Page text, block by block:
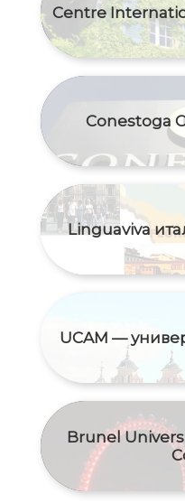
Centre
Conestoga
Linguaviva
UCAM —
Brunel